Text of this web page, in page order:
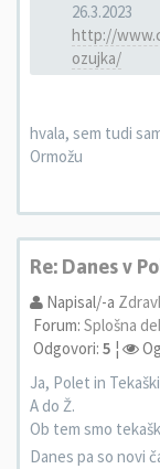
26.3.2023
http://
ozujka/
hvala, sem tudi
Ormožu
Re: Danes v
Napisal/-a
Forum: Splošna
Odgovori: 5 ¦
Ja, Polet in
A do Ž.
Ob tem smo
Danes pa so novi